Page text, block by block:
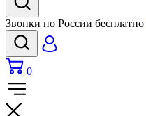
Звонки по России бесплатно
0